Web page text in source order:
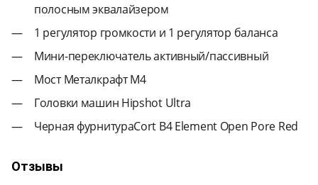
полосным эквалайзером
1 регулятор громкости и 1 регулятор баланса
Мини-переключатель активный/пассивный
Мост Металкрафт М4
Головки машин Hipshot Ultra
Черная фурнитураCort B4 Element Open Pore Red
Отзывы